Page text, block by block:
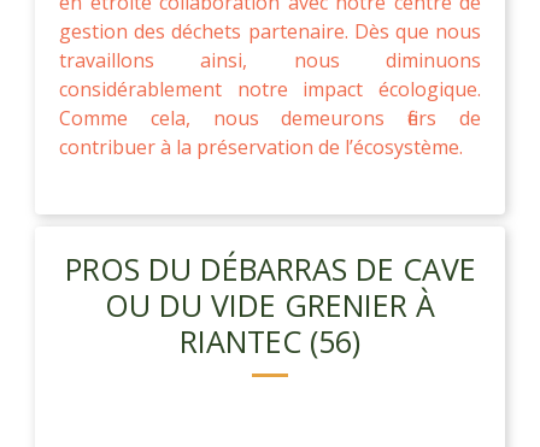
gestion des déchets partenaire. Dès que nous
travaillons ainsi, nous diminuons
considérablement notre impact écologique.
Comme cela, nous demeurons fiers de
contribuer à la préservation de l’écosystème.
PROS DU DÉBARRAS DE CAVE
OU DU VIDE GRENIER À
RIANTEC (56)